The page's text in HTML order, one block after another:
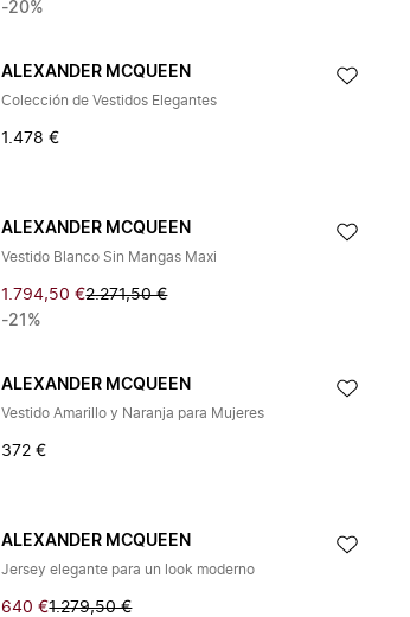
-20%
ALEXANDER MCQUEEN
Colección de Vestidos Elegantes
1.478 €
ALEXANDER MCQUEEN
Vestido Blanco Sin Mangas Maxi
1.794,50 €2.271,50 €
-21%
ALEXANDER MCQUEEN
Vestido Amarillo y Naranja para Mujeres
372 €
ALEXANDER MCQUEEN
Jersey elegante para un look moderno
640 €1.279,50 €